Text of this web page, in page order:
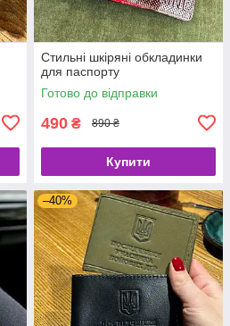
Стильні шкіряні обкладинки
для паспорту
Готово до відправки
490 ₴ 890 ₴
Купити
–40%